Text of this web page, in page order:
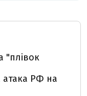
"плівок
атака РФ на